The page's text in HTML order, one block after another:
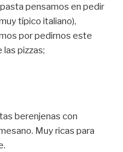
pensamos en pedir
típico italiano),
por pedirnos este
las pizzas;
berenjenas con
Muy ricas para